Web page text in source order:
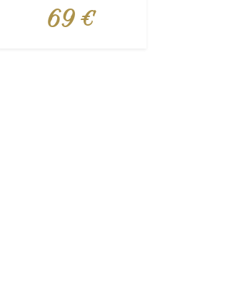
Prix
69 €